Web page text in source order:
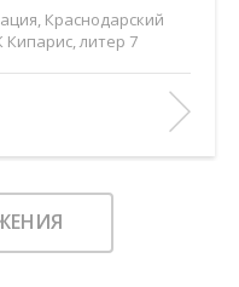
Краснодарский
Кипарис, литер 7
57.5/26.1/16.8
2
6/8